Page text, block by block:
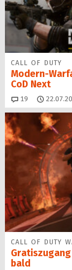
CALL OF DUTY
Modern-
CoD Next
19 Kommentare
CALL OF DUTY
bald